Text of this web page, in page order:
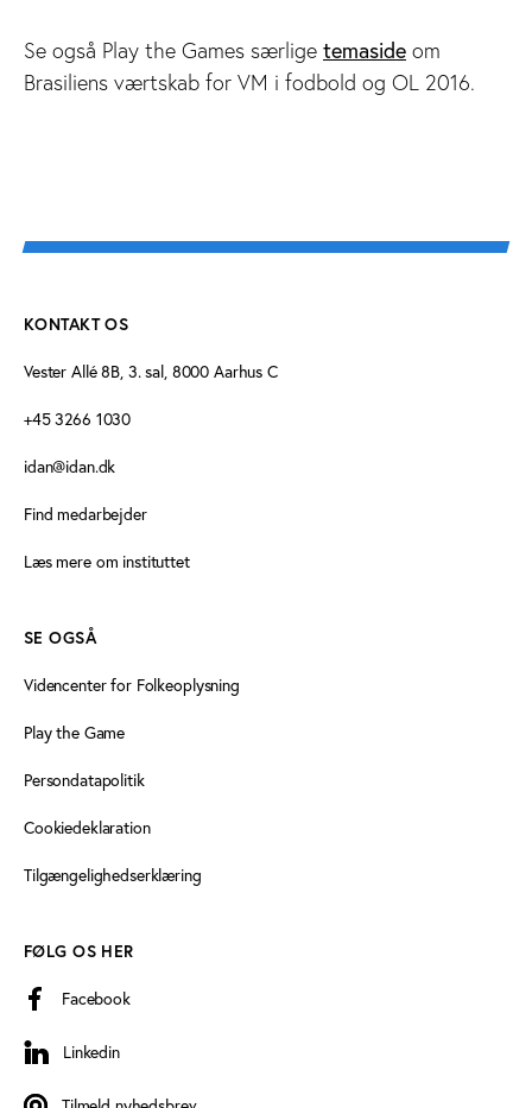
Se også Play the Games særlige temaside om
Brasiliens værtskab for VM i fodbold og OL 2016.
KONTAKT OS
Vester Allé 8B, 3. sal, 8000 Aarhus C
+45 3266 1030
idan@idan.dk
Find medarbejder
Læs mere om instituttet
SE OGSÅ
Videncenter for Folkeoplysning
Play the Game
Persondatapolitik
Cookiedeklaration
Tilgængelighedserklæring
FØLG OS HER
Facebook
Linkedin
Linkedin